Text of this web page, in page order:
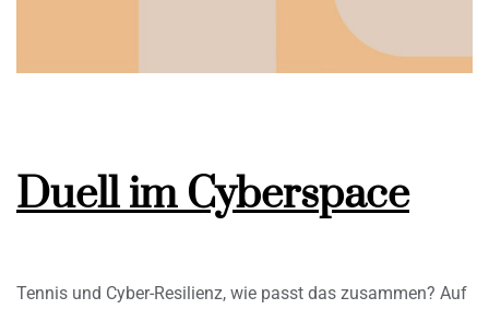
Duell im Cyberspace
Tennis und Cyber-Resilienz, wie passt das zusammen? Auf